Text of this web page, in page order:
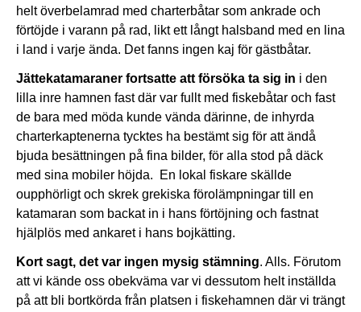
helt överbelamrad med charterbåtar som ankrade och
förtöjde i varann på rad, likt ett långt halsband med en lina
i land i varje ända. Det fanns ingen kaj för gästbåtar.
Jättekatamaraner fortsatte att försöka ta sig in i den
lilla inre hamnen fast där var fullt med fiskebåtar och fast
de bara med möda kunde vända därinne, de inhyrda
charterkaptenerna tycktes ha bestämt sig för att ändå
bjuda besättningen på fina bilder, för alla stod på däck
med sina mobiler höjda. En lokal fiskare skällde
oupphörligt och skrek grekiska förolämpningar till en
katamaran som backat in i hans förtöjning och fastnat
hjälplös med ankaret i hans bojkätting.
Kort sagt, det var ingen mysig stämning. Alls. Förutom
att vi kände oss obekväma var vi dessutom helt inställda
på att bli bortkörda från platsen i fiskehamnen där vi trängt